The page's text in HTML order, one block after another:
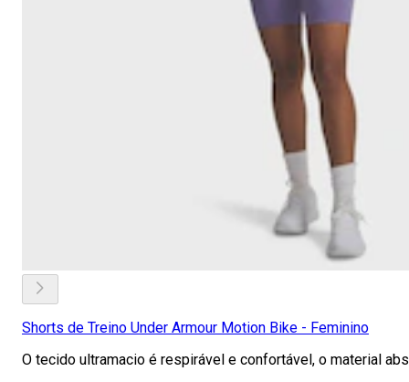
Shorts de Treino Under Armour Motion Bike - Feminino
O tecido ultramacio é respirável e confortável, o material